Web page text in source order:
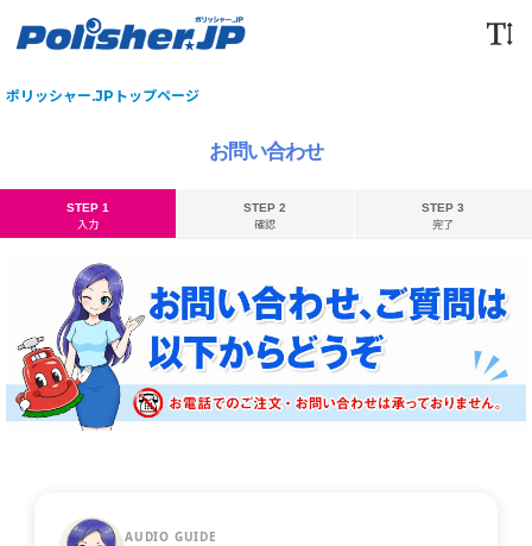
ポリッシャー.JPトップページ
お問い合わせ
STEP 1
入力
STEP 2
確認
STEP 3
完了
AUDIO GUIDE